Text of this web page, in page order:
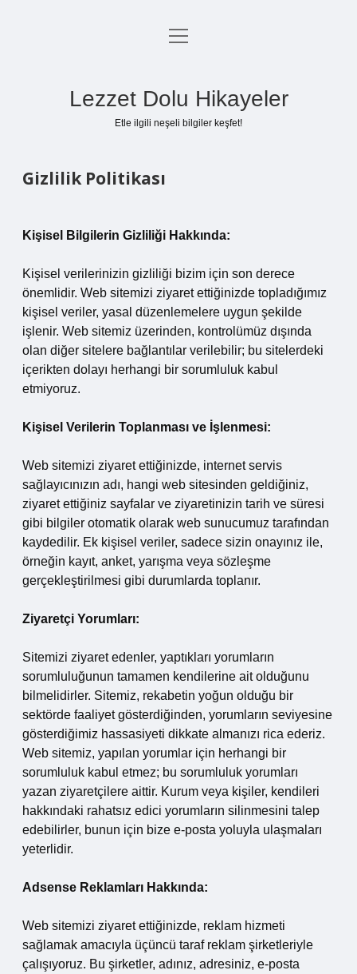
Anasayfa
menüyü
Lezzet Dolu Hikayeler
Etle ilgili neşeli bilgiler keşfet!
Gizlilik Politikası
Kişisel Bilgilerin Gizliliği Hakkında:
Kişisel verilerinizin gizliliği bizim için son derece
önemlidir. Web sitemizi ziyaret ettiğinizde topladığımız
kişisel veriler, yasal düzenlemelere uygun şekilde
işlenir. Web sitemiz üzerinden, kontrolümüz dışında
olan diğer sitelere bağlantılar verilebilir; bu sitelerdeki
içerikten dolayı herhangi bir sorumluluk kabul
etmiyoruz.
Kişisel Verilerin Toplanması ve İşlenmesi:
Web sitemizi ziyaret ettiğinizde, internet servis
sağlayıcınızın adı, hangi web sitesinden geldiğiniz,
ziyaret ettiğiniz sayfalar ve ziyaretinizin tarih ve süresi
gibi bilgiler otomatik olarak web sunucumuz tarafından
kaydedilir. Ek kişisel veriler, sadece sizin onayınız ile,
örneğin kayıt, anket, yarışma veya sözleşme
gerçekleştirilmesi gibi durumlarda toplanır.
Ziyaretçi Yorumları:
Sitemizi ziyaret edenler, yaptıkları yorumların
sorumluluğunun tamamen kendilerine ait olduğunu
bilmelidirler. Sitemiz, rekabetin yoğun olduğu bir
sektörde faaliyet gösterdiğinden, yorumların seviyesine
gösterdiğimiz hassasiyeti dikkate almanızı rica ederiz.
Web sitemiz, yapılan yorumlar için herhangi bir
sorumluluk kabul etmez; bu sorumluluk yorumları
yazan ziyaretçilere aittir. Kurum veya kişiler, kendileri
hakkındaki rahatsız edici yorumların silinmesini talep
edebilirler, bunun için bize e-posta yoluyla ulaşmaları
yeterlidir.
Adsense Reklamları Hakkında:
Web sitemizi ziyaret ettiğinizde, reklam hizmeti
sağlamak amacıyla üçüncü taraf reklam şirketleriyle
çalışıyoruz. Bu şirketler, adınız, adresiniz, e-posta